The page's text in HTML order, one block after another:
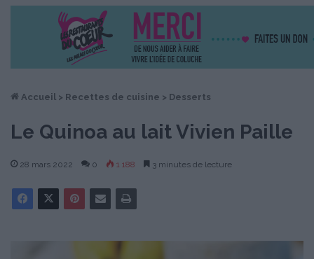
Accueil > Recettes de cuisine > Desserts
Le Quinoa au lait Vivien Paille
28 mars 2022 0 1 188 3 minutes de lecture